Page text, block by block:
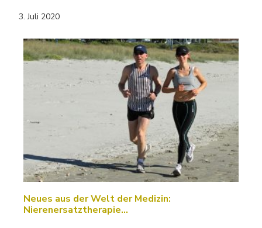
3. Juli 2020
Neues aus der Welt der Medizin:
Nierenersatztherapie…